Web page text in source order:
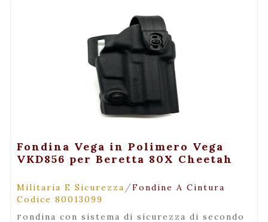
+ Maggiori Dettagli
Fondina Vega in Polimero Vega
VKD856 per Beretta 80X Cheetah
Militaria E Sicurezza /Fondine A Cintura
Codice 80013099
fondina con sistema di sicurezza di secondo